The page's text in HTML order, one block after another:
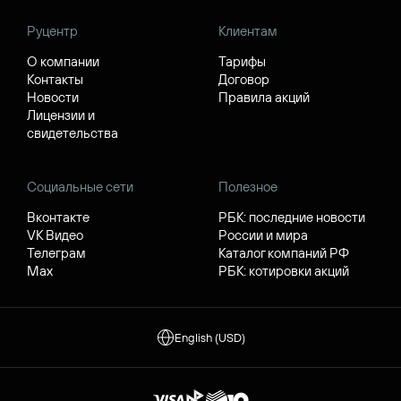
Руцентр
О компании
Контакты
Новости
Лицензии и
свидетельства
Клиентам
Тарифы
Договор
Правила акций
Социальные сети
Вконтакте
VK Видео
Телеграм
Max
Полезное
РБК: последние новости
России и мира
Каталог компаний РФ
РБК: котировки акций
English (USD)